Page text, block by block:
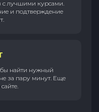
с лучшими курсами.
и подтверждение
найти нужный
за пару минут. Еще